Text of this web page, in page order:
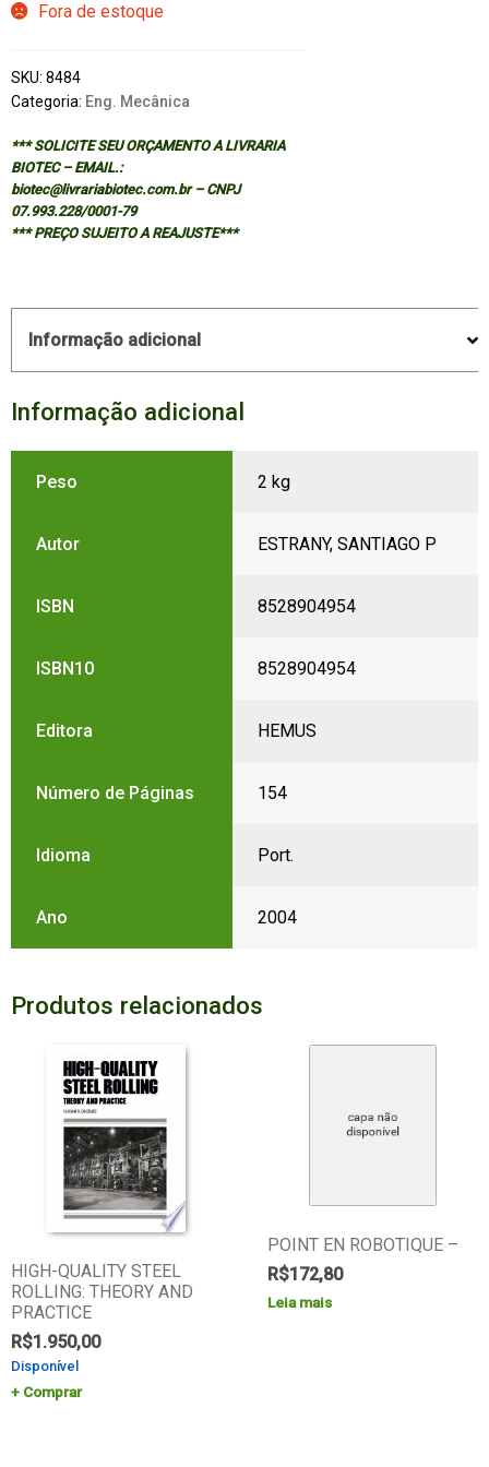
Fora de estoque
SKU: 8484
Categoria: Eng. Mecânica
*** SOLICITE SEU ORÇAMENTO A LIVRARIA
BIOTEC – EMAIL.:
biotec@livrariabiotec.com.br – CNPJ
07.993.228/0001-79
*** PREÇO SUJEITO A REAJUSTE***
Informação adicional
Informação adicional
Peso 2 kg
Autor ESTRANY, SANTIAGO P
ISBN 8528904954
ISBN10 8528904954
Editora HEMUS
Número de Páginas 154
Idioma Port.
Ano 2004
Produtos relacionados
HIGH-QUALITY STEEL
ROLLING: THEORY AND
PRACTICE
R$1.950,00
Disponível
Comprar
POINT EN ROBOTIQUE –
R$172,80
Leia mais